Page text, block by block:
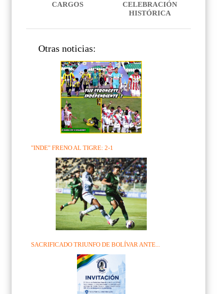
CELEBRACIÓN
HISTÓRICA
CARGOS
Otras noticias:
"INDE" FRENO AL TIGRE: 2-1
SACRIFICADO TRIUNFO DE BOLÍVAR ANTE...